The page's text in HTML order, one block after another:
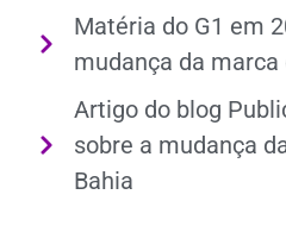
Matéria do G1 em
mudança da marca
Artigo do blog
sobre a mudança
Bahia